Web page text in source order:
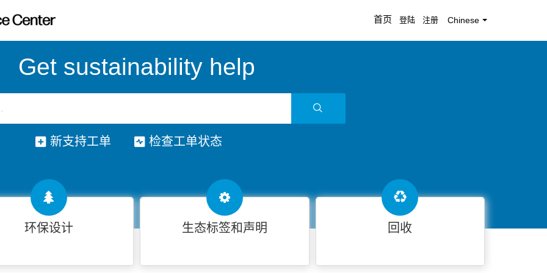
首页 Chinese
登陆 注册
Get sustainability help
新支持工单 检查工单状态
环保设计 生态标签和声明 回收